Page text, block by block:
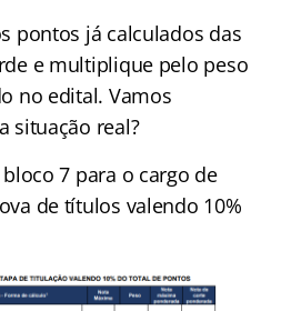
pontos já calculados das
e multiplique pelo peso
no edital. Vamos
situação real?
7 para o cargo de
de títulos valendo 10%